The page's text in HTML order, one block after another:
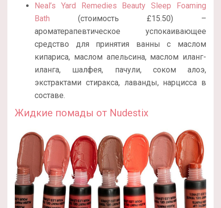
Neal’s Yard Remedies Beauty Sleep Foaming
Bath (стоимость £15.50) –
ароматерапевтическое успокаивающее
средство для принятия ванны с маслом
кипариса, маслом апельсина, маслом иланг-
иланга, шалфея, пачули, соком алоэ,
экстрактами стиракса, лаванды, нарцисса в
составе.
Жидкие помады от Nudestix